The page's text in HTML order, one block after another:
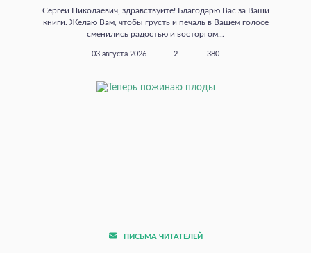
Сергей Николаевич, здравствуйте! Благодарю Вас за Ваши
книги. Желаю Вам, чтобы грусть и печаль в Вашем голосе
сменились радостью и восторгом...
03 августа 2026 2 380
ПИСЬМА ЧИТАТЕЛЕЙ